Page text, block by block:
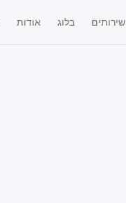
שירותים בלוג אודות